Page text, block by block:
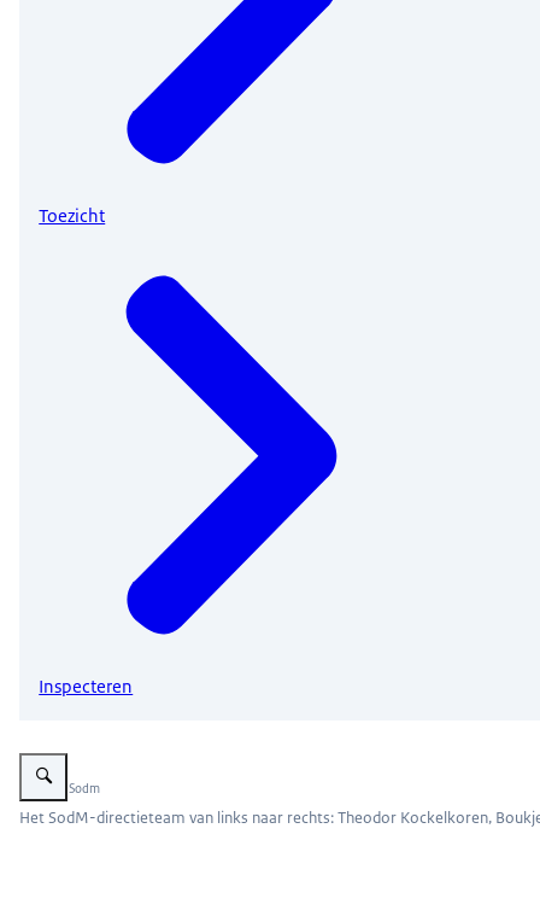
Toezicht
Inspecteren
Vergroot afbeelding CT 2025
Beeld: © Sodm
Het SodM-directieteam van links naar rechts: Theodor Kockelkoren,